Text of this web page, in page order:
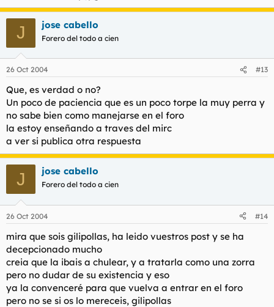
J jose cabello
Forero del todo a cien
26 Oct 2004 #13
Que, es verdad o no?
Un poco de paciencia que es un poco torpe la muy perra y
no sabe bien como manejarse en el foro
la estoy enseñando a traves del mirc
a ver si publica otra respuesta
J jose cabello
Forero del todo a cien
26 Oct 2004 #14
mira que sois gilipollas, ha leido vuestros post y se ha
decepcionado mucho
creia que la ibais a chulear, y a tratarla como una zorra
pero no dudar de su existencia y eso
ya la convenceré para que vuelva a entrar en el foro
pero no se si os lo mereceis, gilipollas